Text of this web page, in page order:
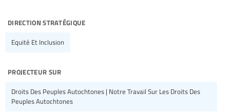
direction stratégique
Equité Et Inclusion
projecteur sur
Droits Des Peuples Autochtones | Notre Travail Sur Les Droits Des
Peuples Autochtones